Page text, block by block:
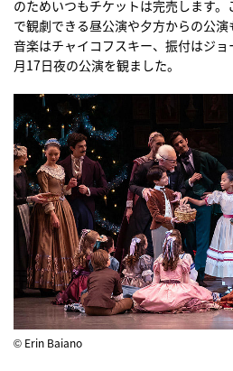
のためいつもチケットは完売します
で観劇できる昼公演や夕方からの公演
音楽はチャイコフスキー、振付はジ
月17日夜の公演を観ました。
© Erin Baiano